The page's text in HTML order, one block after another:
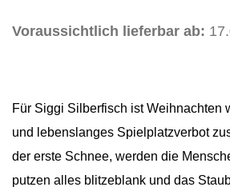
-
Voraussichtlich lieferbar ab:
Für Siggi Silberfisch ist Weihnachten
und lebenslanges Spielplatzverbot
der erste Schnee, werden die
putzen alles blitzeblank und das